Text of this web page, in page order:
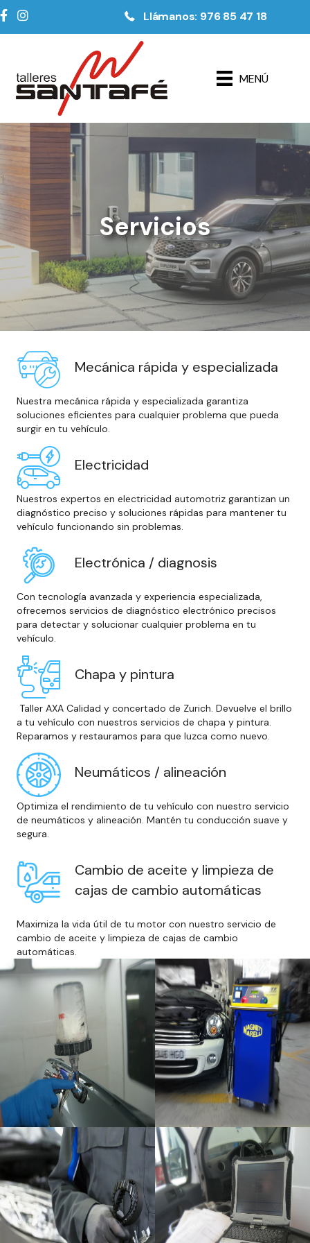
Llámanos: 976 85 47 18
MENÚ
Servicios
Mecánica rápida y especializada
Nuestra mecánica rápida y especializada garantiza
soluciones eficientes para cualquier problema que pueda
surgir en tu vehículo.
Electricidad
Nuestros expertos en electricidad automotriz garantizan un
diagnóstico preciso y soluciones rápidas para mantener tu
vehículo funcionando sin problemas.
Electrónica / diagnosis
Con tecnología avanzada y experiencia especializada,
ofrecemos servicios de diagnóstico electrónico precisos
para detectar y solucionar cualquier problema en tu
vehículo.
Chapa y pintura
Taller AXA Calidad y concertado de Zurich. Devuelve el brillo
a tu vehículo con nuestros servicios de chapa y pintura.
Reparamos y restauramos para que luzca como nuevo.
Neumáticos / alineación
Optimiza el rendimiento de tu vehículo con nuestro servicio
de neumáticos y alineación. Mantén tu conducción suave y
segura.
Cambio de aceite y limpieza de
cajas de cambio automáticas
Maximiza la vida útil de tu motor con nuestro servicio de
cambio de aceite y limpieza de cajas de cambio
automáticas.